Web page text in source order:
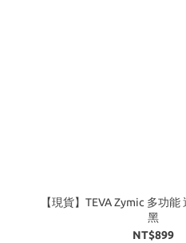
【現貨】TEVA Zymic 多功
黑
NT$899